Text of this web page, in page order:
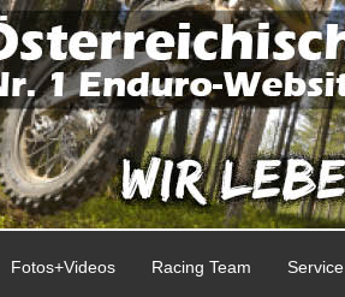
Fotos+Videos Racing Team Service